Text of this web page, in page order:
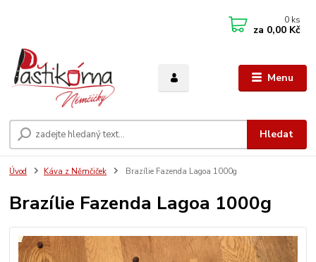
Menu
Hledat
0 ks
za 0,00 Kč
Úvod Káva z Němčiček Brazílie Fazenda Lagoa 1000g
Brazílie Fazenda Lagoa 1000g